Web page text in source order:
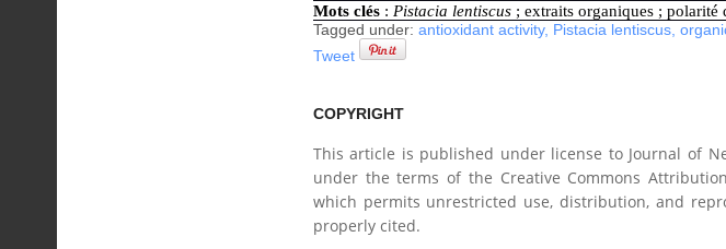
Mots clés: Pistacia lentiscus; extraits organiques ; polarité
Tagged under: antioxidant activity, Pistacia lentiscus,
Tweet
COPYRIGHT
This article is published under license to Journal of
under the terms of the Creative Commons
which permits unrestricted use, distribution, and
properly cited.